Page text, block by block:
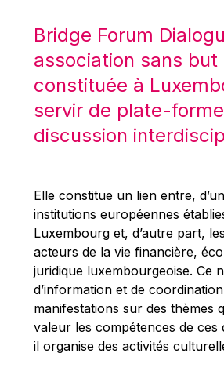
Paolo Mengozzi
Paschal Donohoe
Pat Cox
Patrizia Nanz
Philippe Maystadt
Richard Pelly
Robert Goebbels
Robert REYNDERS
Robert WEIDES
Rolf Tarrach
Štefan Füle
Thomas L. Cranfield
Bridge Forum
association sans
constituée à
servir de plate-
discussion
Elle constitue un lien entre,
institutions européennes
Luxembourg et, d’autre part,
acteurs de la vie financière,
juridique luxembourgeoise. Ce
d’information et de
manifestations sur des thèmes
valeur les compétences de ces
il organise des activités